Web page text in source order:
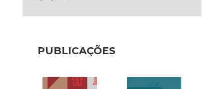
PUBLICAÇÕES